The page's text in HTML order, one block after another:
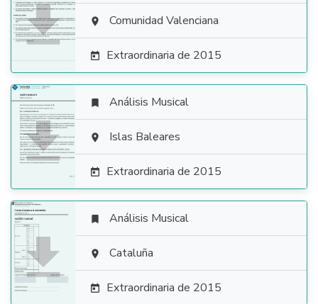
  Comunidad Valenciana
 Extraordinaria de 2015

 Análisis Musical
 Islas Baleares
 Extraordinaria de 2015

 Análisis Musical
 Cataluña
 Extraordinaria de 2015